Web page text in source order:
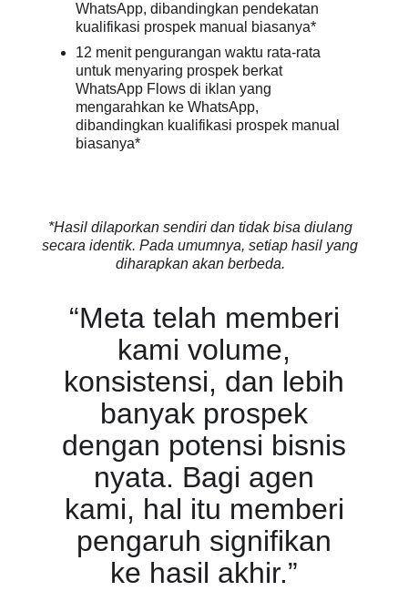
WhatsApp, dibandingkan pendekatan
kualifikasi prospek manual biasanya*
12 menit pengurangan waktu rata-rata
untuk menyaring prospek berkat
WhatsApp Flows di iklan yang
mengarahkan ke WhatsApp,
dibandingkan kualifikasi prospek manual
biasanya*
*Hasil dilaporkan sendiri dan tidak bisa diulang
secara identik. Pada umumnya, setiap hasil yang
diharapkan akan berbeda.
“Meta telah memberi
kami volume,
konsistensi, dan lebih
banyak prospek
dengan potensi bisnis
nyata. Bagi agen
kami, hal itu memberi
pengaruh signifikan
ke hasil akhir.”